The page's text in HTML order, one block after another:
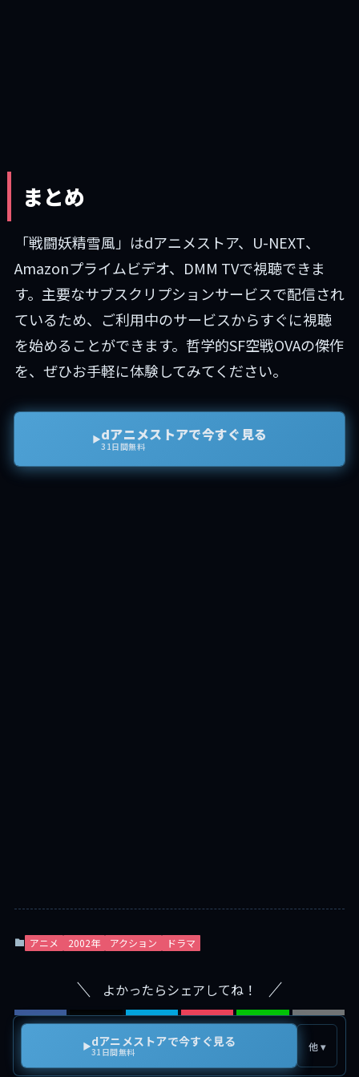
まとめ
「戦闘妖精雪風」はdアニメストア、U-NEXT、
Amazonプライムビデオ、DMM TVで視聴できま
す。主要なサブスクリプションサービスで配信され
ているため、ご利用中のサービスからすぐに視聴
を始めることができます。哲学的SF空戦OVAの傑作
を、ぜひお手軽に体験してみてください。
▶dアニメストアで今すぐ見る
31日間無料
▶dアニメストアで今すぐ見る
31日間無料 他 ▾
アニメ 2002年 アクション ドラマ
よかったらシェアしてね！